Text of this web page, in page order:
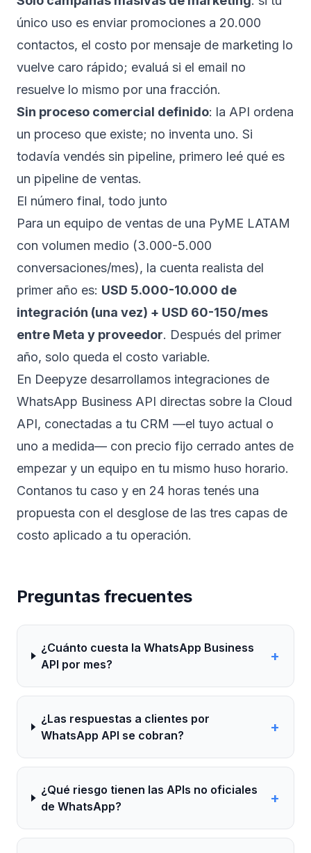
único uso es enviar promociones a 20.000
contactos, el costo por mensaje de marketing lo
vuelve caro rápido; evaluá si el email no
resuelve lo mismo por una fracción.
Sin proceso comercial definido: la API ordena
un proceso que existe; no inventa uno. Si
todavía vendés sin pipeline, primero leé qué es
un pipeline de ventas.
El número final, todo junto
Para un equipo de ventas de una PyME LATAM
con volumen medio (3.000-5.000
conversaciones/mes), la cuenta realista del
primer año es: USD 5.000-10.000 de
integración (una vez) + USD 60-150/mes
entre Meta y proveedor. Después del primer
año, solo queda el costo variable.
En Deepyze desarrollamos integraciones de
WhatsApp Business API directas sobre la Cloud
API, conectadas a tu CRM —el tuyo actual o
uno a medida— con precio fijo cerrado antes de
empezar y un equipo en tu mismo huso horario.
Contanos tu caso y en 24 horas tenés una
propuesta con el desglose de las tres capas de
costo aplicado a tu operación.
Preguntas frecuentes
¿Cuánto cuesta la WhatsApp Business
API por mes?
+
¿Las respuestas a clientes por
WhatsApp API se cobran?
+
¿Qué riesgo tienen las APIs no oficiales
de WhatsApp?
+